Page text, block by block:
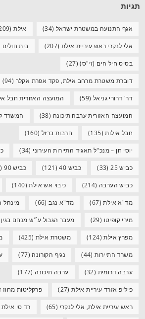
תגיות
אגף התנועה במשטרת ישראל (34) אילת(2209)
אלי לנקרי ראש עיריית אילת (207) בית חולים
בסיס חיל הים (זי"ס)(27)
דוברת משטרת מרחב אילת, פקד אפרת אקלר (94)
דר' דרורי גניאל (59) המועצה האזורית חבל
המועצה האזורית ערבה תיכונה (38) המשרד
חבל אילות(135) חרבות ברזל (160)
יוסי חן – מנכ"ל תאגיד התיירות העירוני (34)
כביש 25 (33) כביש 40 (121) כביש 90 (221)
כביש הערבה (214) כיבוי אש אילת(140)
מד"א אילת(67) מד"א נגב(66) מינהל
מירי קופיטו (29) מעבר הגבול ע״ש מנחם
מפרץ אילת(124) משטרת אילת (425)
משרד התיירות(44) נגיף הקורונה (77)
ערבה דרומית (32) ערבה תיכונה (177)
פיליפ אזרד עיריית אילת(27) פרקליטות מחוז
ראש עיריית אילת, אלי לנקרי (65) רד סי אילת